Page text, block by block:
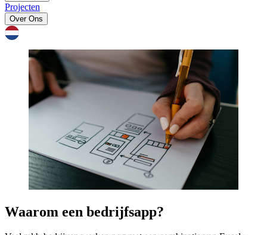
Projecten
Over Ons
Waarom een bedrijfsapp?